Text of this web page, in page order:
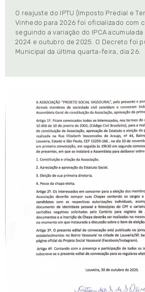
O reajuste do IPTU (Imposto Predial e
Vinhedo para 2026 foi oficializado com
seguindo a variação do IPCA
2024 e outubro de 2025. O Decreto foi
Municipal da última quarta-feira, dia 26.